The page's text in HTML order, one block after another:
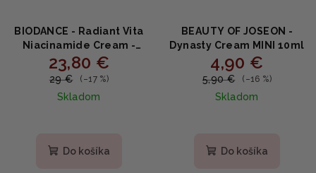
BIODANCE - Radiant Vita
Niacinamide Cream -
Rozjasňujúci krém s
niacínamidom,
ananásovou vodou a
glutatiónom 50ml
23,80 €
29 € (–17 %)
Skladom
Do košíka
BEAUTY OF JOSEON -
Dynasty Cream MINI 10ml
4,90 €
5,90 € (–16 %)
Skladom
Do košíka